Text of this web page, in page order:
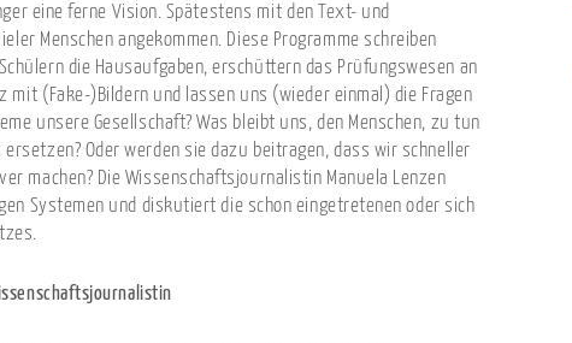
eine ferne Vision. Spätestens mit den Text- und
Menschen angekommen. Diese Programme schreiben
die Hausaufgaben, erschüttern das Prüfungswesen an
(Fake-)Bildern und lassen uns (wieder einmal) die Fragen
unsere Gesellschaft? Was bleibt uns, den Menschen, zu tun
ersetzen? Oder werden sie dazu beitragen, dass wir schneller
machen? Die Wissenschaftsjournalistin Manuela Lenzen
Systemen und diskutiert die schon eingetretenen oder sich